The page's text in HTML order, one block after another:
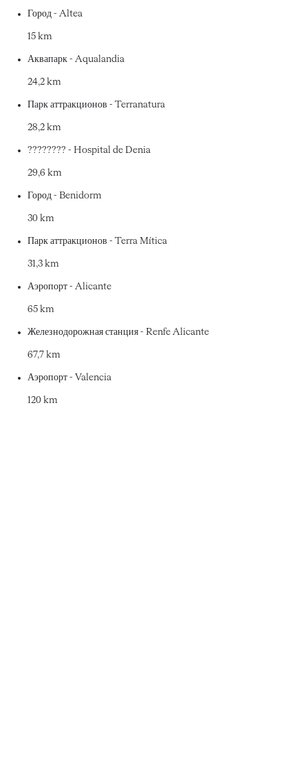
Город - Altea
15 km
Аквапарк - Aqualandia
24,2 km
Парк аттракционов - Terranatura
28,2 km
???????? - Hospital de Denia
29,6 km
Город - Benidorm
30 km
Парк аттракционов - Terra Mítica
31,3 km
Аэропорт - Alicante
65 km
Железнодорожная станция - Renfe Alicante
67,7 km
Аэропорт - Valencia
120 km